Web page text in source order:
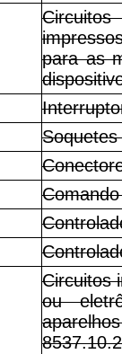
Circuitos
para as
Circuitos
ou